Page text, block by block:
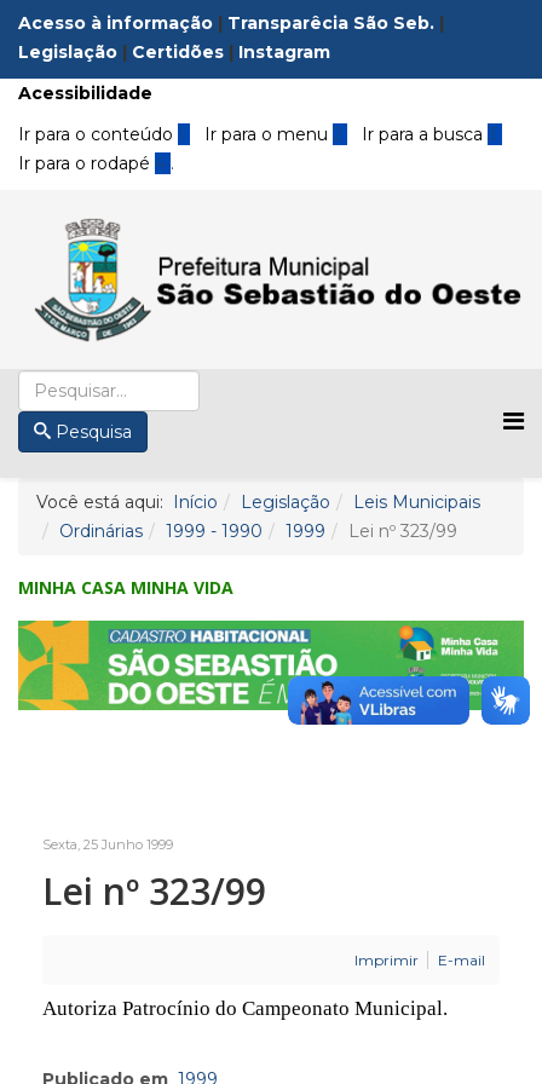
Acesso à informação | Transparêcia São Seb. |
Legislação | Certidões | Instagram
Acessibilidade
Ir para o conteúdo 1 Ir para o menu 2 Ir para a busca3
Ir para o rodapé 4 .
Pesquisa
Você está aqui: Início Legislação
Leis Municipais
Ordinárias
1999 - 1990 1999 Lei nº 323/99
MINHA CASA MINHA VIDA
Sexta, 25 Junho 1999
Lei nº 323/99
Imprimir E-mail
Autoriza Patrocínio do Campeonato Municipal.
Publicado em 1999